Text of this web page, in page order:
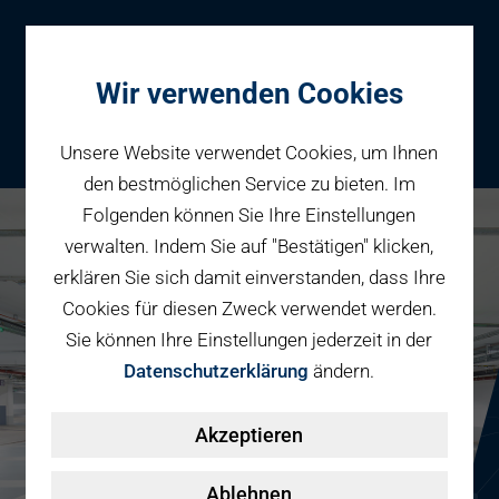
Parken
Reservieren
Fahrradparken
Geschäftspartner
Parkraumbewirtschaftung
Smart Mobility Hubs
Services
Karriere bei PBW
Wir verwenden Cookies
Unsere Website verwendet Cookies, um Ihnen
den bestmöglichen Service zu bieten. Im
Folgenden können Sie Ihre Einstellungen
verwalten. Indem Sie auf "Bestätigen" klicken,
erklären Sie sich damit einverstanden, dass Ihre
Cookies für diesen Zweck verwendet werden.
Sie können Ihre Einstellungen jederzeit in der
Datenschutzerklärung ändern.
Akzeptieren
Ablehnen